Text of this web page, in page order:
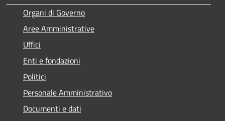
Organi di Governo
Aree Amministrative
Uffici
Enti e fondazioni
Politici
Personale Amministrativo
Documenti e dati